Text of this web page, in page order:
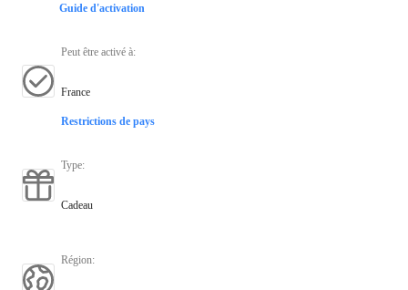
Guide d'activation
Peut être activé à:
France
Restrictions de pays
Type:
Cadeau
Région: